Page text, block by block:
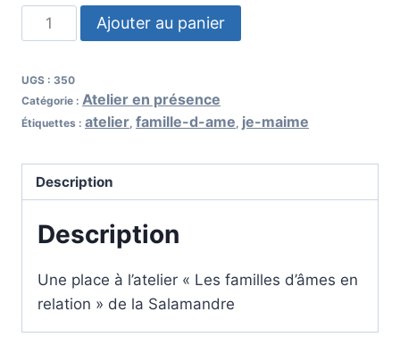
Ajouter au panier
UGS : 350
Catégorie : Atelier en présence
Étiquettes : atelier famille-d-ame je-maime
Description
Description
Une place à l’atelier « Les familles d’âmes en
relation » de la Salamandre